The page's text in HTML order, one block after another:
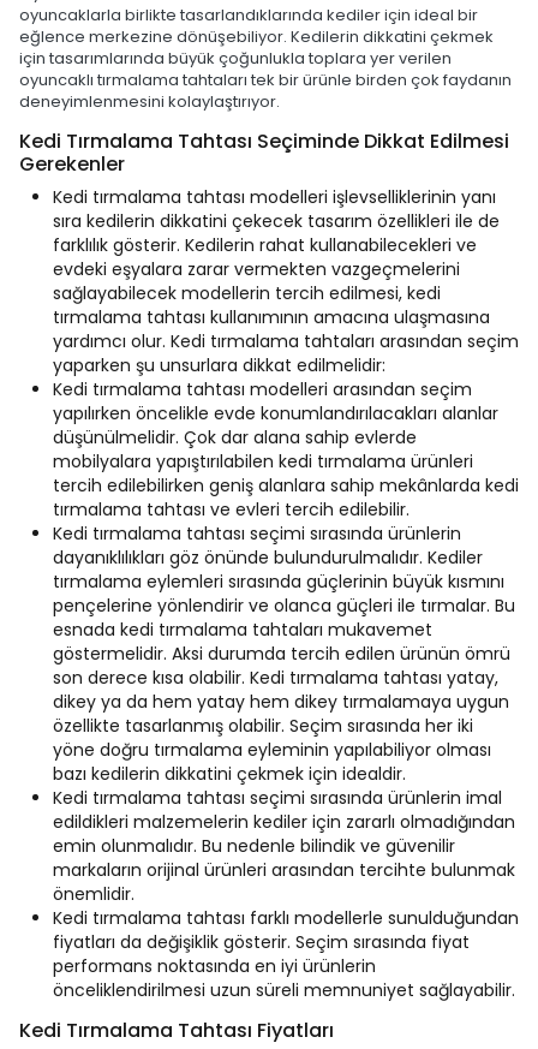
oyuncaklarla birlikte tasarlandıklarında kediler için ideal bir
eğlence merkezine dönüşebiliyor. Kedilerin dikkatini çekmek
için tasarımlarında büyük çoğunlukla toplara yer verilen
oyuncaklı tırmalama tahtaları tek bir ürünle birden çok faydanın
deneyimlenmesini kolaylaştırıyor.
Kedi Tırmalama Tahtası Seçiminde Dikkat Edilmesi
Gerekenler
Kedi tırmalama tahtası modelleri işlevselliklerinin yanı
sıra kedilerin dikkatini çekecek tasarım özellikleri ile de
farklılık gösterir. Kedilerin rahat kullanabilecekleri ve
evdeki eşyalara zarar vermekten vazgeçmelerini
sağlayabilecek modellerin tercih edilmesi, kedi
tırmalama tahtası kullanımının amacına ulaşmasına
yardımcı olur. Kedi tırmalama tahtaları arasından seçim
yaparken şu unsurlara dikkat edilmelidir:
Kedi tırmalama tahtası modelleri arasından seçim
yapılırken öncelikle evde konumlandırılacakları alanlar
düşünülmelidir. Çok dar alana sahip evlerde
mobilyalara yapıştırılabilen kedi tırmalama ürünleri
tercih edilebilirken geniş alanlara sahip mekânlarda kedi
tırmalama tahtası ve evleri tercih edilebilir.
Kedi tırmalama tahtası seçimi sırasında ürünlerin
dayanıklılıkları göz önünde bulundurulmalıdır. Kediler
tırmalama eylemleri sırasında güçlerinin büyük kısmını
pençelerine yönlendirir ve olanca güçleri ile tırmalar. Bu
esnada kedi tırmalama tahtaları mukavemet
göstermelidir. Aksi durumda tercih edilen ürünün ömrü
son derece kısa olabilir. Kedi tırmalama tahtası yatay,
dikey ya da hem yatay hem dikey tırmalamaya uygun
özellikte tasarlanmış olabilir. Seçim sırasında her iki
yöne doğru tırmalama eyleminin yapılabiliyor olması
bazı kedilerin dikkatini çekmek için idealdir.
Kedi tırmalama tahtası seçimi sırasında ürünlerin imal
edildikleri malzemelerin kediler için zararlı olmadığından
emin olunmalıdır. Bu nedenle bilindik ve güvenilir
markaların orijinal ürünleri arasından tercihte bulunmak
önemlidir.
Kedi tırmalama tahtası farklı modellerle sunulduğundan
fiyatları da değişiklik gösterir. Seçim sırasında fiyat
performans noktasında en iyi ürünlerin
önceliklendirilmesi uzun süreli memnuniyet sağlayabilir.
Kedi Tırmalama Tahtası Fiyatları